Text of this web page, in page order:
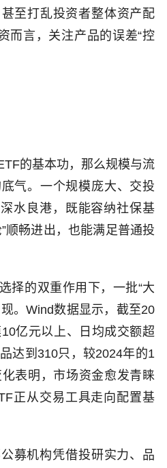
至打乱投资者整体资产配
而言，关注产品的误差“控
的基本功，那么规模与流
气。一个规模庞大、交投
水良港，既能容纳社保基
顺畅进出，也能满足普通投
择的双重作用下，一批“大
。Wind数据显示，截至20
亿元以上、日均成交额超
达到310只，较2024年的1
表明，市场资金愈发青睐
正从交易工具走向配置基
募机构凭借投研实力、品